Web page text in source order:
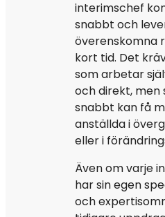
interimschef
snabbt och
överenskomna
kort tid. Det
som arbetar
och direkt, men
snabbt kan få
anställda i
eller i
Även om varje
har sin egen
och